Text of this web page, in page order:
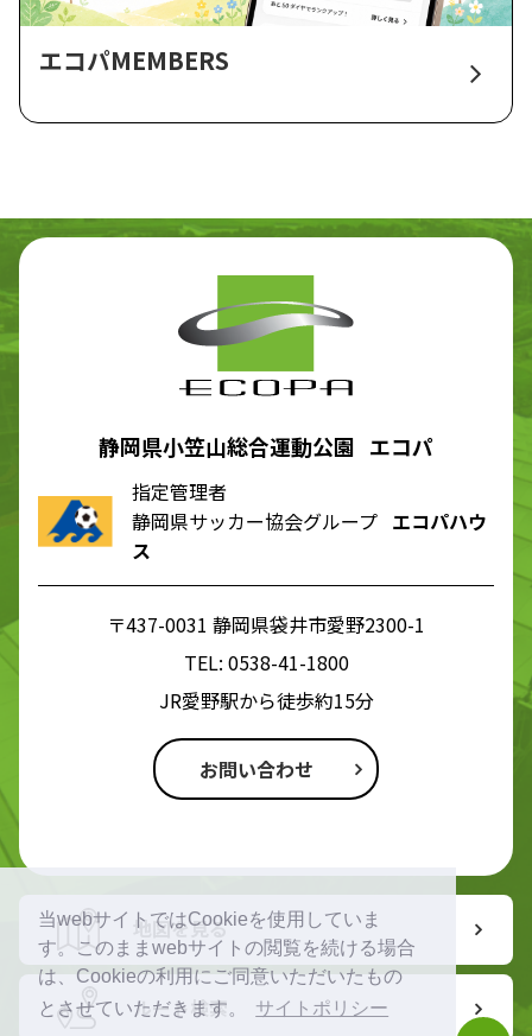
当webサイトではCookieを使用していま
す。このままwebサイトの閲覧を続ける場合
は、Cookieの利用にご同意いただいたもの
とさせていただきます。
サイトポリシー
エコパMEMBERS
静岡県小笠山総合運動公園 エコパ
指定管理者
静岡県サッカー協会グループ エコパハウ
ス
〒437-0031 静岡県袋井市愛野2300-1
TEL: 0538-41-1800
JR愛野駅から徒歩約15分
お問い合わせ
地図を見る
ルート検索